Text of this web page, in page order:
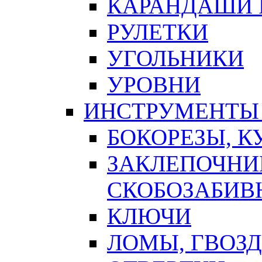
КАРАНДАШИ
РУЛЕТКИ
УГОЛЬНИКИ
УРОВНИ
БОКОРЕЗЫ,
КЛЮЧИ
ЛОМЫ,